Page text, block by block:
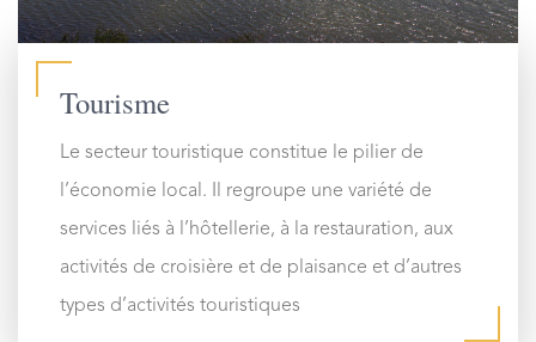
Tourisme
Le secteur touristique constitue le pilier de
l’économie local. Il regroupe une variété de
services liés à l’hôtellerie, à la restauration, aux
activités de croisière et de plaisance et d’autres
types d’activités touristiques